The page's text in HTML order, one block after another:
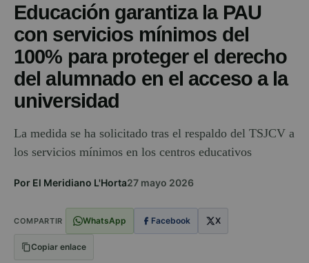
Educación garantiza la PAU
con servicios mínimos del
100% para proteger el derecho
del alumnado en el acceso a la
universidad
La medida se ha solicitado tras el respaldo del TSJCV a
los servicios mínimos en los centros educativos
Por El Meridiano L'Horta27 mayo 2026
COMPARTIR WhatsApp Facebook X
Copiar enlace